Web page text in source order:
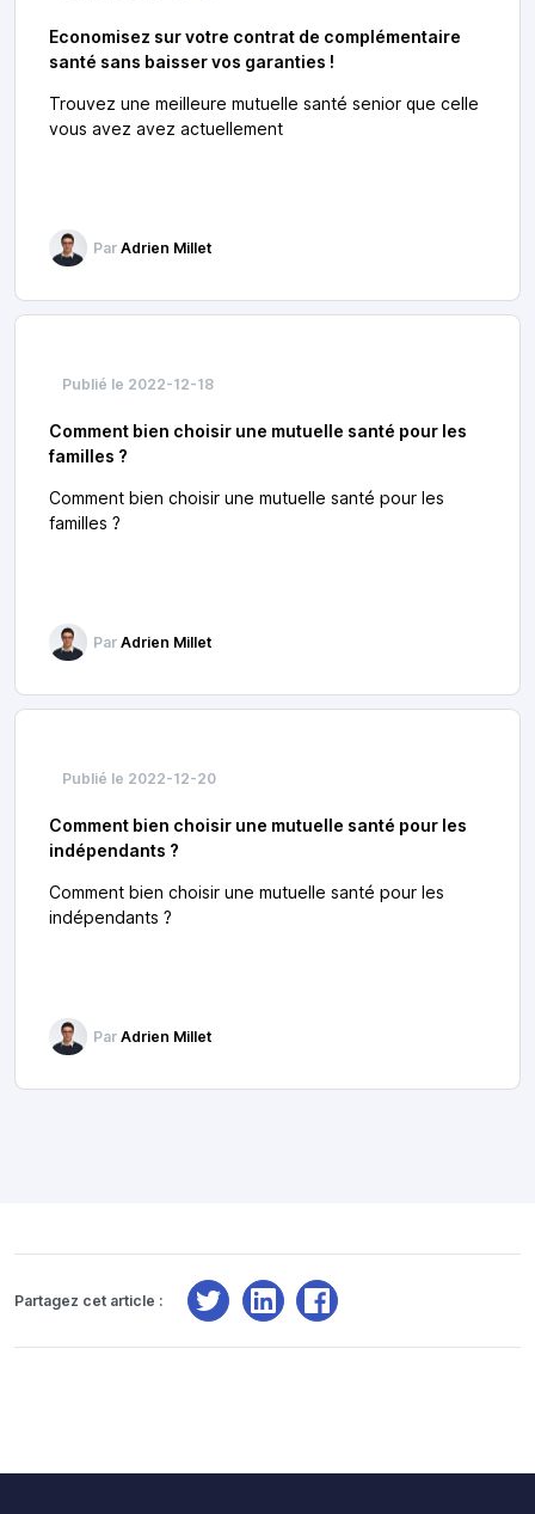
Economisez sur votre contrat de complémentaire
santé sans baisser vos garanties !
Trouvez une meilleure mutuelle santé senior que celle
vous avez avez actuellement
Par Adrien Millet
Publié le 2022-12-18
Comment bien choisir une mutuelle santé pour les
familles ?
Comment bien choisir une mutuelle santé pour les
familles ?
Par Adrien Millet
Publié le 2022-12-20
Comment bien choisir une mutuelle santé pour les
indépendants ?
Comment bien choisir une mutuelle santé pour les
indépendants ?
Par Adrien Millet
Partagez cet article :